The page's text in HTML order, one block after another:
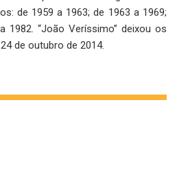
de 1959 a 1963; de 1963 a 1969;
1982. “João Veríssimo” deixou os
de outubro de 2014.